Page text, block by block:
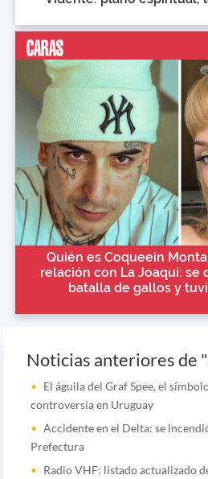
Quién es Coqueein
relación con La Joaqui: se
batalla de gallos y
Noticias anteriores de
El águila del Graf Spee, el
controversia en Uruguay
Accidente en el Delta: se
Prefectura
Radio VHF: listado actualizado